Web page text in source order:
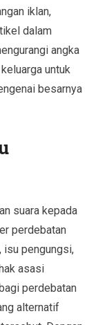
iklan,
dalam
angka
untuk
besarnya
suara kepada
perdebatan
isu pengungsi,
asasi
perdebatan
alternatif